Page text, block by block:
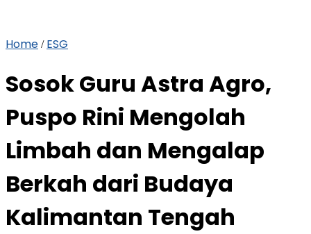
Home / ESG
Sosok Guru Astra Agro,
Puspo Rini Mengolah
Limbah dan Mengalap
Berkah dari Budaya
Kalimantan Tengah